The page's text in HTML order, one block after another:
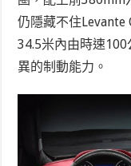
仍隱藏不住Levante
34.5米內由時速
異的制動能力。